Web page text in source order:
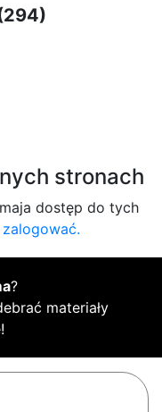
stronach
dostęp do tych
?
materiały